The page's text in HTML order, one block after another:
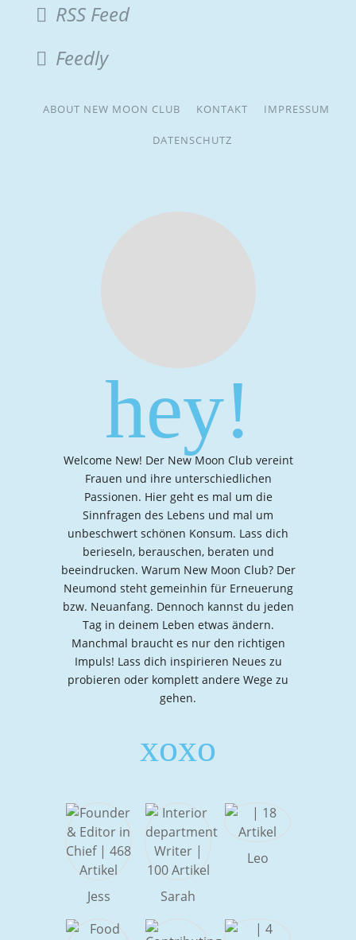
RSS Feed
Feedly
ABOUT NEW MOON CLUB KONTAKT IMPRESSUM
DATENSCHUTZ
hey!
Welcome New! Der New Moon Club vereint
Frauen und ihre unterschiedlichen
Passionen. Hier geht es mal um die
Sinnfragen des Lebens und mal um
unbeschwert schönen Konsum. Lass dich
berieseln, berauschen, beraten und
beeindrucken. Warum New Moon Club? Der
Neumond steht gemeinhin für Erneuerung
bzw. Neuanfang. Dennoch kannst du jeden
Tag in deinem Leben etwas ändern.
Manchmal braucht es nur den richtigen
Impuls! Lass dich inspirieren Neues zu
probieren oder komplett andere Wege zu
gehen.
xoxo
Jess Sarah
Leo